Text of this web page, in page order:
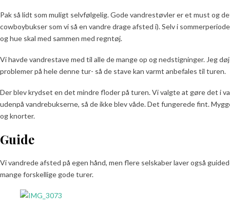
Pak så lidt som muligt selvfølgelig. Gode vandrestøvler er et must og
cowboybukser som vi så en vandre drage afsted i). Selv i
og hue skal med sammen med regntøj.
Vi havde vandrestave med til alle de mange op og nedstigninger. Jeg
problemer på hele denne tur- så de stave kan varmt anbefales til turen.
Der blev krydset en det mindre floder på turen. Vi valgte at gøre det i
udenpå vandrebukserne, så de ikke blev våde. Det fungerede fint.
og knorter.
Guide
Vi vandrede afsted på egen hånd, men flere selskaber laver også
mange forskellige gode turer.